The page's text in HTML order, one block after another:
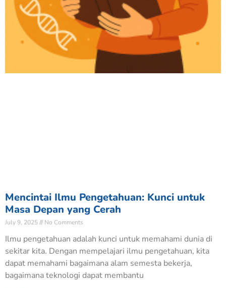
Mencintai Ilmu Pengetahuan: Kunci untuk
Masa Depan yang Cerah
July 9, 2025 No Comments
Ilmu pengetahuan adalah kunci untuk memahami dunia di
sekitar kita. Dengan mempelajari ilmu pengetahuan, kita
dapat memahami bagaimana alam semesta bekerja,
bagaimana teknologi dapat membantu